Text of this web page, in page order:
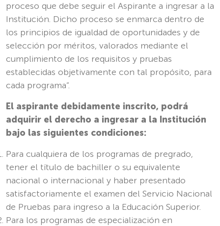
proceso que debe seguir el Aspirante a ingresar a la
Institución. Dicho proceso se enmarca dentro de
los principios de igualdad de oportunidades y de
selección por méritos, valorados mediante el
cumplimiento de los requisitos y pruebas
establecidas objetivamente con tal propósito, para
cada programa”.
El aspirante debidamente inscrito, podrá
adquirir el derecho a ingresar a la Institución
bajo las siguientes condiciones:
Para cualquiera de los programas de pregrado,
tener el título de bachiller o su equivalente
nacional o internacional y haber presentado
satisfactoriamente el examen del Servicio Nacional
de Pruebas para ingreso a la Educación Superior.
Para los programas de especialización en